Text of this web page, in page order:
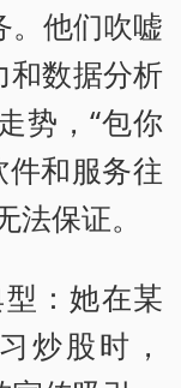
。他们吹嘘
和数据分析
势，“包你
件和服务往
保证。
：她在某
炒股时，